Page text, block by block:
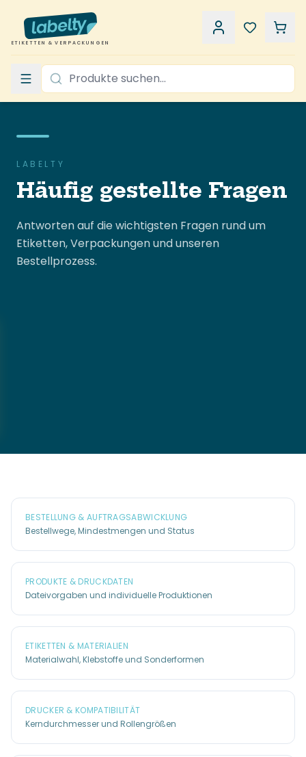
ETIKETTEN & VERPACKUNGEN
LABELTY
Häufig gestellte Fragen
Antworten auf die wichtigsten Fragen rund um
Etiketten, Verpackungen und unseren
Bestellprozess.
BESTELLUNG & AUFTRAGSABWICKLUNG
Bestellwege, Mindestmengen und Status
PRODUKTE & DRUCKDATEN
Dateivorgaben und individuelle Produktionen
ETIKETTEN & MATERIALIEN
Materialwahl, Klebstoffe und Sonderformen
DRUCKER & KOMPATIBILITÄT
Kerndurchmesser und Rollengrößen